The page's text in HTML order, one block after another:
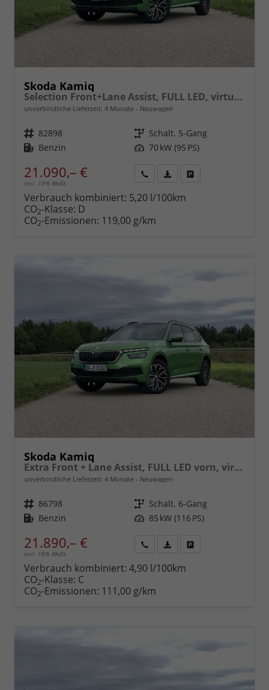
Skoda Kamiq
Selection Front+Lane Assist, FULL LED, virtuelles Cockpit, , Climatronic, Parksensoren, ISOFIX, el. Fensterheber, Tempomat, Sitzhzg. uvm.
unverbindliche Lieferzeit: 4 Monate Neuwagen
Fahrzeugnr. 82898 Getriebe Schalt. 5-Gang
Kraftstoff Benzin Leistung 70 kW (95 PS)
21.090,– €
incl. 19% MwSt.
anfordern
Datei,
Verbrauch kombiniert: 5,20 l/100km
CO2-Klasse: D
CO2-Emissionen: 119,00 g/km
Skoda Kamiq
Extra Front + Lane Assist, FULL LED vorn, virtuelles Cockpit, manuelle Klima, Parksensoren hinten, ISOFIX, el. Fensterheber vorn uvm.
unverbindliche Lieferzeit: 4 Monate Neuwagen
Fahrzeugnr. 86798 Getriebe Schalt. 6-Gang
Kraftstoff Benzin Leistung 85 kW (116 PS)
21.890,– €
incl. 19% MwSt.
anfordern
Datei,
Verbrauch kombiniert: 4,90 l/100km
CO2-Klasse: C
CO2-Emissionen: 111,00 g/km